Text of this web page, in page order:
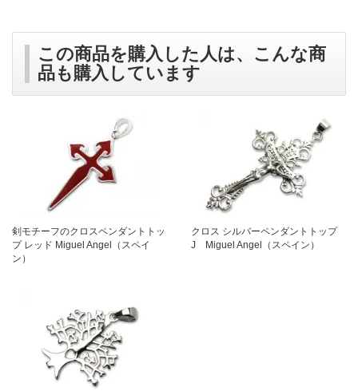
この商品を購入した人は、こんな商
品も購入しています
剣モチーフのクロスペンダントトッ
プ レッド Miguel Angel（スペイ
ン）
クロス シルバーペンダントトップ
J Miguel Angel（スペイン）